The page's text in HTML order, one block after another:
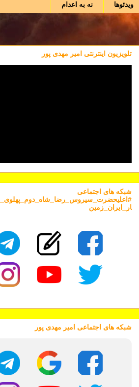
ویدئوها نه به اعدام
تلویزیون اینترنتی امیر مهدی پور
شبکه های اجتماعی
ار_ایران_زمین
شبکه های اجتماعی امیر مهدی پور